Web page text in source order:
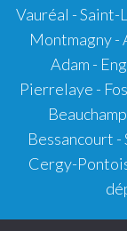
Vauréal -
Montmagny -
Adam -
Pierrelaye -
Bessancourt -
Cergy-